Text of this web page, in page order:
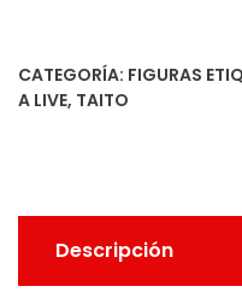
CATEGORÍA: FIGURAS
A LIVE, TAITO
Descripción